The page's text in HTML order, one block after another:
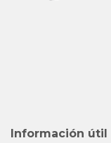
Información útil